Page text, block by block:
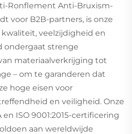
Ronflement Anti-Bruxism-
voor B2B-partners, is onze
veelzijdigheid en
ondergaat strenge
materiaalverkrijging tot
– om te garanderen dat
hoge eisen voor
en veiligheid. Onze
ISO 9001:2015-certificering
aan wereldwijde